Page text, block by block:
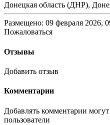
Донецкая область (ДНР),
Размещено: 09 февраля 2026,
Пожаловаться
Отзывы
Добавить отзыв
Комментарии
Добавлять комментарии
пользователи